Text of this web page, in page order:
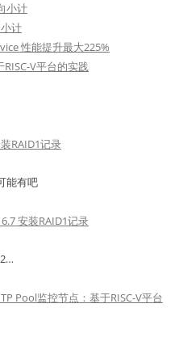
小计
计
性能提升最大225%
V平台的实践
RAID1记录
能有吧
6.7 安装RAID1记录
Pool监控节点：基于RISC-V平台